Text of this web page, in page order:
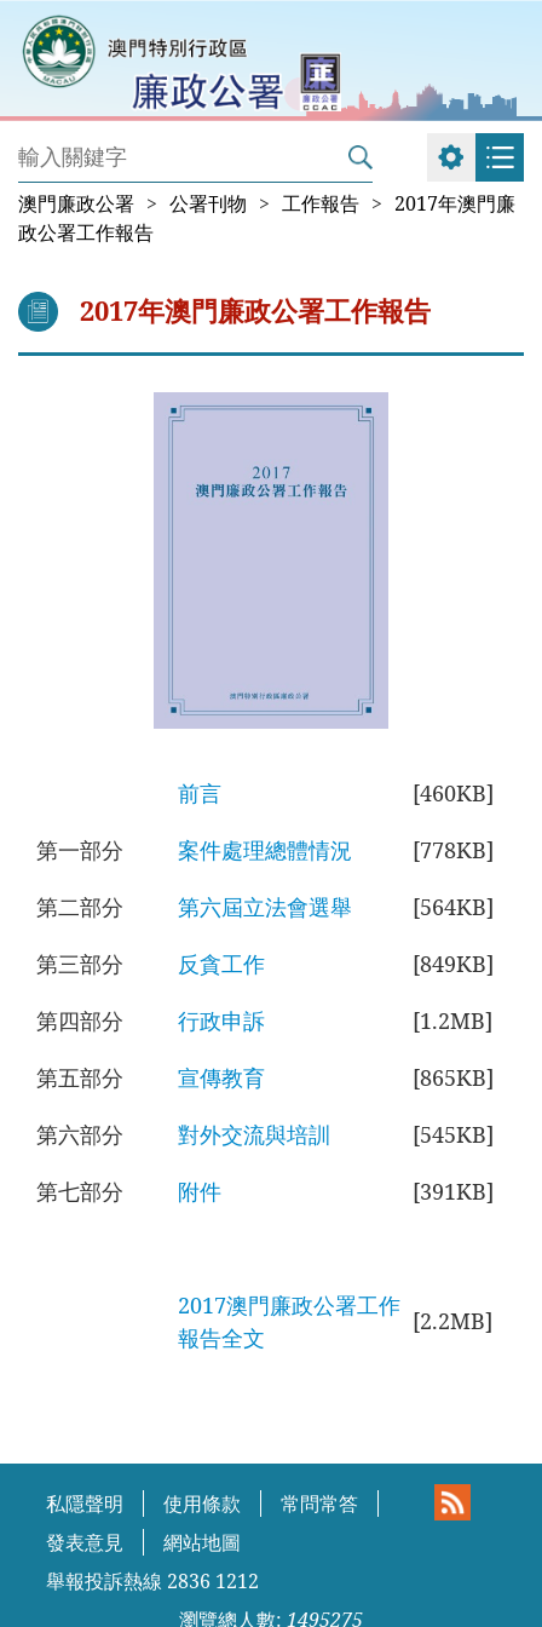
澳門廉政公署 > 公署刊物 > 工作報告 > 2017年澳門廉
政公署工作報告
2017年澳門廉政公署工作報告
前言
[460KB]
第一部分
案件處理總體情況
[778KB]
第二部分
第六屆立法會選舉
[564KB]
第三部分
反貪工作
[849KB]
第四部分
行政申訴
[1.2MB]
第五部分
宣傳教育
[865KB]
第六部分
對外交流與培訓
[545KB]
第七部分
附件 [391KB]
2017澳門廉政公署工作
報告全文
[2.2MB]
私隱聲明 使用條款
常問常答
發表意見
網站地圖
舉報投訴熱線 2836 1212
瀏覽總人數: 1495275